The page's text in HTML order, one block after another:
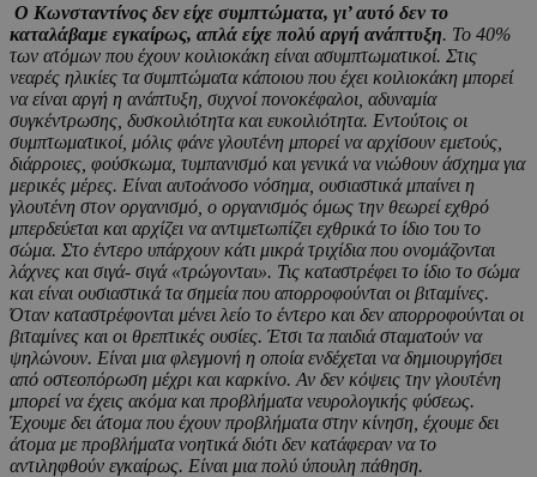
Ο Κωνσταντίνος δεν είχε συμπτώματα, γι’ αυτό δεν το
καταλάβαμε εγκαίρως, απλά είχε πολύ αργή ανάπτυξη. Το 40%
των ατόμων που έχουν κοιλιοκάκη είναι ασυμπτωματικοί. Στις
νεαρές ηλικίες τα συμπτώματα κάποιου που έχει κοιλιοκάκη μπορεί
να είναι αργή η ανάπτυξη, συχνοί πονοκέφαλοι, αδυναμία
συγκέντρωσης, δυσκοιλιότητα και ευκοιλιότητα. Εντούτοις οι
συμπτωματικοί, μόλις φάνε γλουτένη μπορεί να αρχίσουν εμετούς,
διάρροιες, φούσκωμα, τυμπανισμό και γενικά να νιώθουν άσχημα για
μερικές μέρες. Είναι αυτοάνοσο νόσημα, ουσιαστικά μπαίνει η
γλουτένη στον οργανισμό, ο οργανισμός όμως την θεωρεί εχθρό
μπερδεύεται και αρχίζει να αντιμετωπίζει εχθρικά το ίδιο του το
σώμα. Στο έντερο υπάρχουν κάτι μικρά τριχίδια που ονομάζονται
λάχνες και σιγά- σιγά «τρώγονται». Τις καταστρέφει το ίδιο το σώμα
και είναι ουσιαστικά τα σημεία που απορροφούνται οι βιταμίνες.
Όταν καταστρέφονται μένει λείο το έντερο και δεν απορροφούνται οι
βιταμίνες και οι θρεπτικές ουσίες. Έτσι τα παιδιά σταματούν να
ψηλώνουν. Είναι μια φλεγμονή η οποία ενδέχεται να δημιουργήσει
από οστεοπόρωση μέχρι και καρκίνο. Αν δεν κόψεις την γλουτένη
μπορεί να έχεις ακόμα και προβλήματα νευρολογικής φύσεως.
Έχουμε δει άτομα που έχουν προβλήματα στην κίνηση, έχουμε δει
άτομα με προβλήματα νοητικά διότι δεν κατάφεραν να το
αντιληφθούν εγκαίρως. Είναι μια πολύ ύπουλη πάθηση.